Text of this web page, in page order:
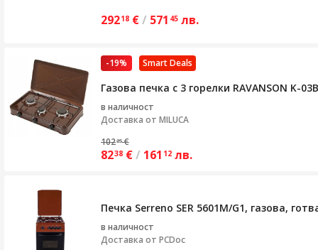
29218 €/ 571 45 лв.
Smart Deals
-19%
Газова печка с 3 горелки RAVANSON K-
в наличност
Доставка от MILUCA
10225 €
8238 €/ 161 12 лв.
Печка Serreno SER 5601M/G1, газова,
в наличност
Доставка от PCDoc